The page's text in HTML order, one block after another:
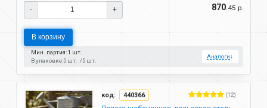
- + 870 .45 р.
В корзину
Мин. партия: 1 шт.
В упаковке:5 шт. 5 шт.
Аналоги↓
код: 440366 (12)